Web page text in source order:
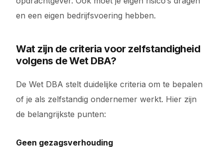
en een eigen bedrijfsvoering hebben.
Wat zijn de criteria voor zelfstandigheid
volgens de Wet DBA?
De Wet DBA stelt duidelijke criteria om te bepalen
of je als zelfstandig ondernemer werkt. Hier zijn
de belangrijkste punten:
Geen gezagsverhouding